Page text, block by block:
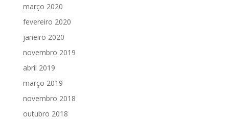
março 2020
fevereiro 2020
janeiro 2020
novembro 2019
abril 2019
março 2019
novembro 2018
outubro 2018